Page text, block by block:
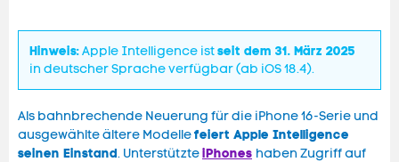
Hinweis:Apple Intelligence istseit dem 31. März 2025
in deutscher Sprache verfügbar (ab iOS 18.4).
Als bahnbrechende Neuerung für die iPhone 16-Serie und
ausgewählte ältere Modellefeiert Apple Intelligence
seinen Einstand. UnterstützteiPhones haben Zugriff auf